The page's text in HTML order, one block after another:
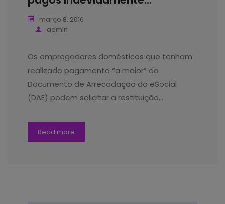
março 8, 2016
admin
Os empregadores domésticos que tenham
realizado pagamento “a maior” do
Documento de Arrecadação do eSocial
(DAE) podem solicitar a restituição…
Read more